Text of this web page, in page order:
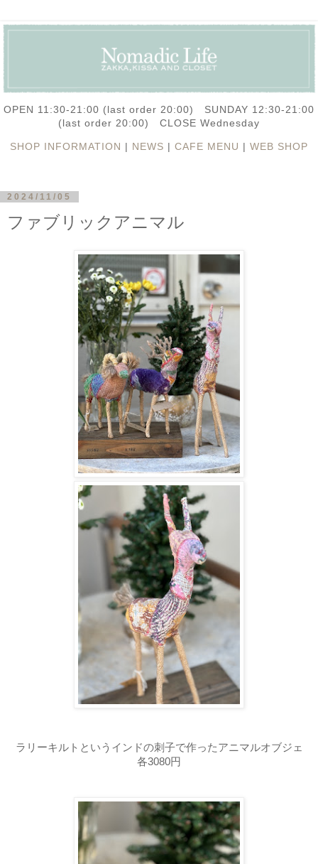
OPEN 11:30-21:00 (last order 20:00) SUNDAY 12:30-21:00
(last order 20:00) CLOSE Wednesday
SHOP INFORMATION | NEWS | CAFE MENU | WEB SHOP
2024/11/05
ファブリックアニマル
ラリーキルトというインドの刺子で作ったアニマルオブジェ
各3080円